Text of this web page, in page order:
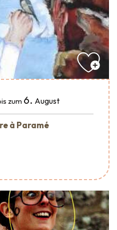
zum 6. August
à Paramé